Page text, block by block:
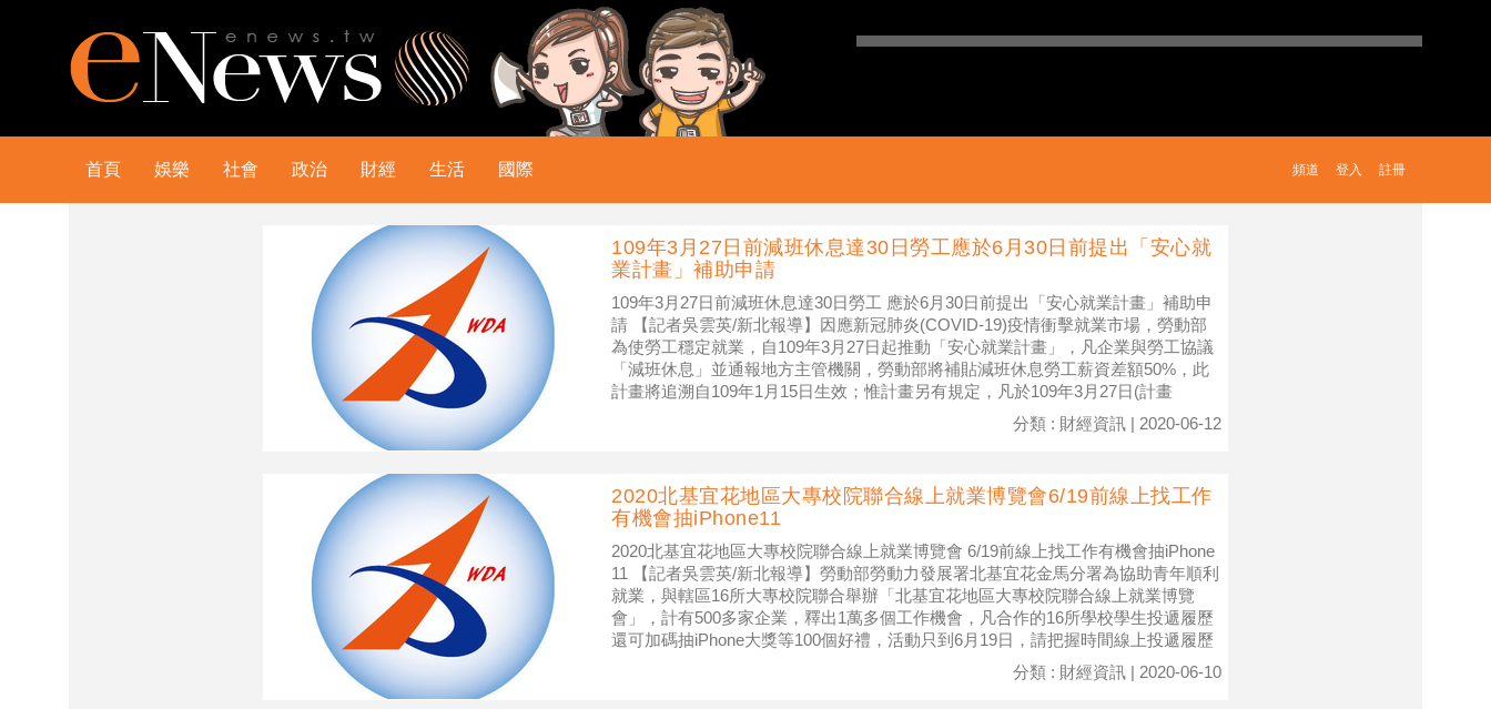
首頁 娛樂 社會 政治 財經 生活 國際 註冊
登入
頻道
109年3月27日前減班休息達30日勞工應於6月30日前提出「安心就
業計畫」補助申請
109年3月27日前減班休息達30日勞工 應於6月30日前提出「安心就業計畫」補助申
請 【記者吳雲英/新北報導】因應新冠肺炎(COVID-19)疫情衝擊就業市場，勞動部
為使勞工穩定就業，自109年3月27日起推動「安心就業計畫」，凡企業與勞工協議
「減班休息」並通報地方主管機關，勞動部將補貼減班休息勞工薪資差額50%，此
計畫將追溯自109年1月15日生效；惟計畫另有規定，凡於109年3月27日(計畫
分類 : 財經資訊 | 2020-06-12
2020北基宜花地區大專校院聯合線上就業博覽會6/19前線上找工作
有機會抽iPhone11
2020北基宜花地區大專校院聯合線上就業博覽會 6/19前線上找工作有機會抽iPhone
11 【記者吳雲英/新北報導】勞動部勞動力發展署北基宜花金馬分署為協助青年順利
就業，與轄區16所大專校院聯合舉辦「北基宜花地區大專校院聯合線上就業博覽
會」，計有500多家企業，釋出1萬多個工作機會，凡合作的16所學校學生投遞履歷
還可加碼抽iPhone大獎等100個好禮，活動只到6月19日，請把握時間線上投遞履歷
分類 : 財經資訊 | 2020-06-10